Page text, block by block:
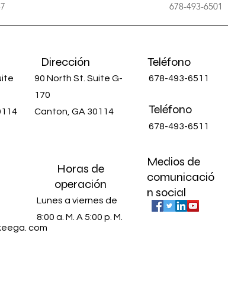
678-493-6501
Dirección
90 North St. Suite G-
170
Canton, GA 30114
Horas de
operación
Lunes a viernes de
8:00 a. M. A 5:00 p. M.
com
Teléfono
678-493-6511
Teléfono
678-493-6511
Medios de
comunicació
n social